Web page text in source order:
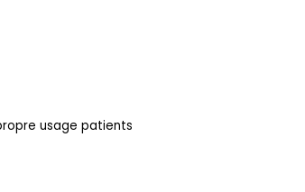
usage patients